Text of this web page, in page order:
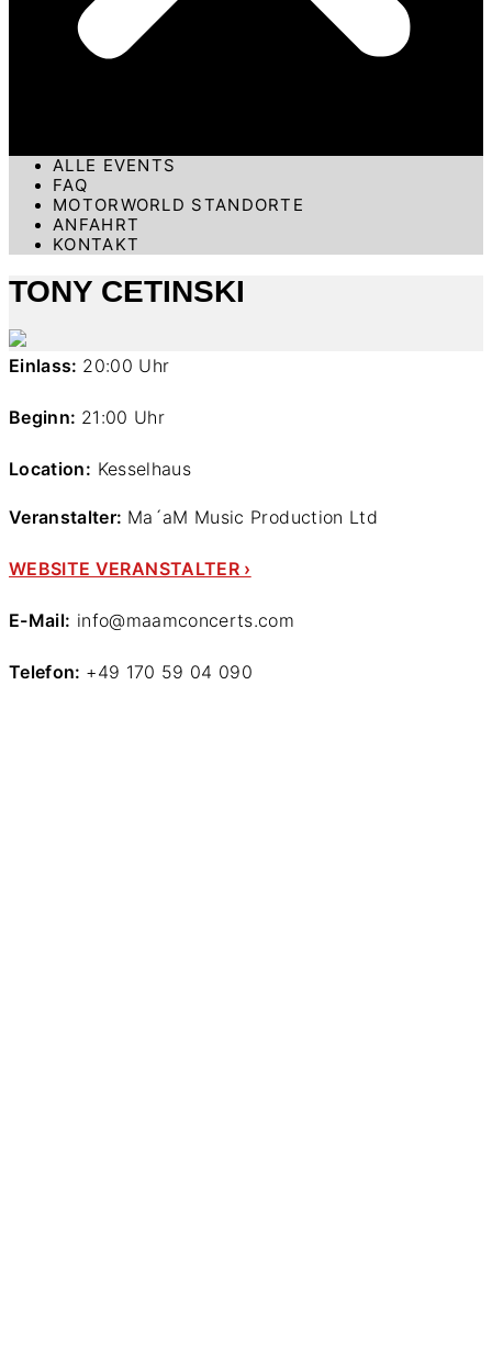
ALLE EVENTS
FAQ
MOTORWORLD STANDORTE
ANFAHRT
KONTAKT
TONY CETINSKI
Einlass: 20:00 Uhr
Beginn: 21:00 Uhr
Location: Kesselhaus
Veranstalter: Ma´aM Music Production Ltd
WEBSITE VERANSTALTER ›
E-Mail: info@maamconcerts.com
Telefon: +49 170 59 04 090